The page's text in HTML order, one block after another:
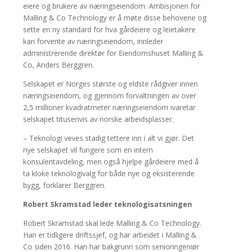
eiere og brukere av næringseiendom. Ambisjonen for
Malling & Co Technology er å møte disse behovene og
sette en ny standard for hva gårdeiere og leietakere
kan forvente av næringseiendom, innleder
administrerende direktør for Eiendomshuset Malling &
Co, Anders Berggren.
Selskapet er Norges største og eldste rådgiver innen
næringseiendom, og gjennom forvaltningen av over
2,5 millioner kvadratmeter næringseiendom ivaretar
selskapet titusenvis av norske arbeidsplasser.
– Teknologi veves stadig tettere inn i alt vi gjør. Det
nye selskapet vil fungere som en intern
konsulentavdeling, men også hjelpe gårdeiere med å
ta kloke teknologivalg for både nye og eksisterende
bygg, forklarer Berggren.
Robert Skramstad leder teknologisatsningen
Robert Skramstad skal lede Malling & Co Technology.
Han er tidligere driftssjef, og har arbeidet i Malling &
Co siden 2016. Han har bakgrunn som senioringeniør